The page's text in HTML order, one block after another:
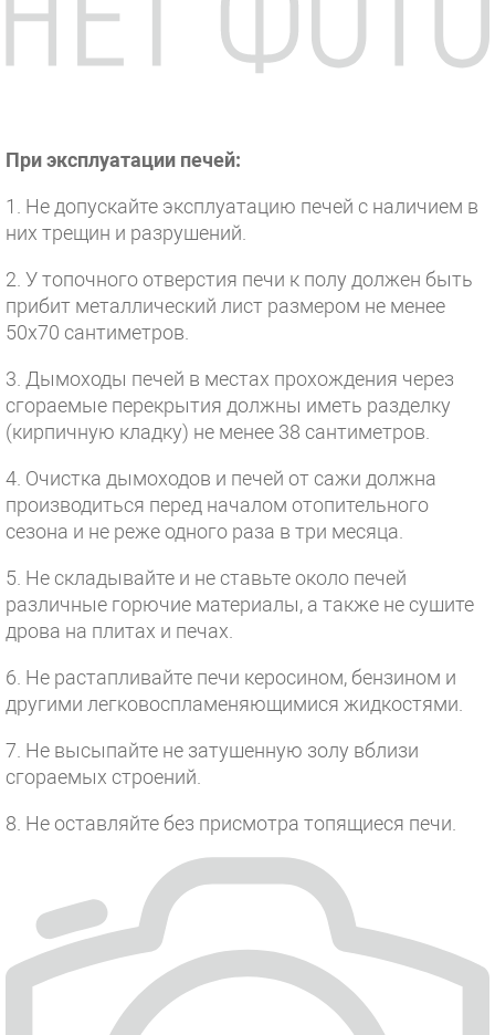
При эксплуатации печей:
1. Не допускайте эксплуатацию печей с наличием в
них трещин и разрушений.
2. У топочного отверстия печи к полу должен быть
прибит металлический лист размером не менее
50x70 сантиметров.
3. Дымоходы печей в местах прохождения через
сгораемые перекрытия должны иметь разделку
(кирпичную кладку) не менее 38 сантиметров.
4. Очистка дымоходов и печей от сажи должна
производиться перед началом отопительного
сезона и не реже одного раза в три месяца.
5. Не складывайте и не ставьте около печей
различные горючие материалы, а также не сушите
дрова на плитах и печах.
6. Не растапливайте печи керосином, бензином и
другими легковоспламеняющимися жидкостями.
7. Не высыпайте не затушенную золу вблизи
сгораемых строений.
8. Не оставляйте без присмотра топящиеся печи.